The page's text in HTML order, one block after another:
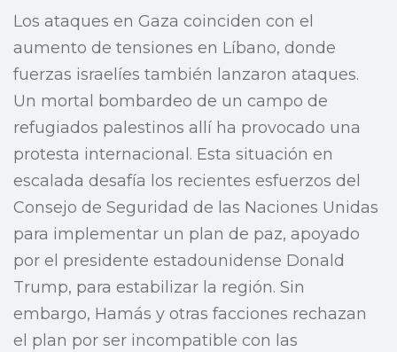
Los ataques en Gaza coinciden con el
aumento de tensiones en Líbano, donde
fuerzas israelíes también lanzaron ataques.
Un mortal bombardeo de un campo de
refugiados palestinos allí ha provocado una
protesta internacional. Esta situación en
escalada desafía los recientes esfuerzos del
Consejo de Seguridad de las Naciones Unidas
para implementar un plan de paz, apoyado
por el presidente estadounidense Donald
Trump, para estabilizar la región. Sin
embargo, Hamás y otras facciones rechazan
el plan por ser incompatible con las